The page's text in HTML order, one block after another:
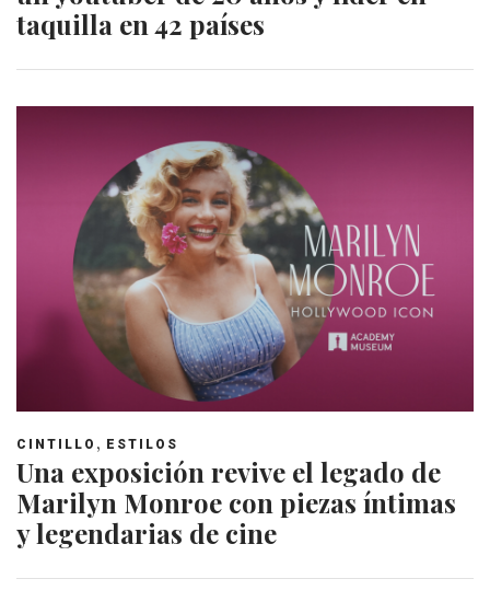
taquilla en 42 países
CINTILLO , ESTILOS
Una exposición revive el legado de
Marilyn Monroe con piezas íntimas
y legendarias de cine